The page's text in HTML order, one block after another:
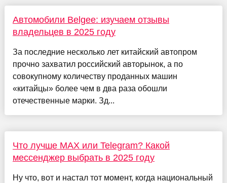
Автомобили Belgee: изучаем отзывы
владельцев в 2025 году
За последние несколько лет китайский автопром
прочно захватил российский авторынок, а по
совокупному количеству проданных машин
«китайцы» более чем в два раза обошли
отечественные марки. Зд...
Что лучше MAX или Telegram? Какой
мессенджер выбрать в 2025 году
Ну что, вот и настал тот момент, когда национальный